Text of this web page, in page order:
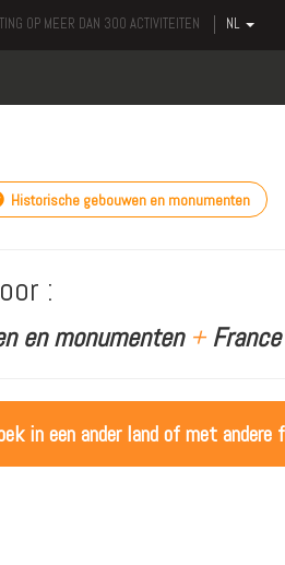
OP MEER DAN 300 ACTIVITEITEN NL
Historische gebouwen en monumenten
:
en monumenten +France
in een ander land of met